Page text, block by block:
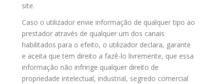
site.
Caso o utilizador envie informação de qualquer tipo ao
prestador através de qualquer um dos canais
habilitados para o efeito, o utilizador declara, garante
e aceita que tem direito a fazê-lo livremente, que essa
informação não infringe qualquer direito de
propriedade intelectual, industrial, segredo comercial